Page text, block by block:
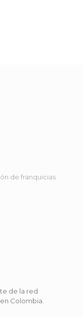
de franquicias
de la red
Colombia.
más cercana
te atenderemos
Santa Bárbara